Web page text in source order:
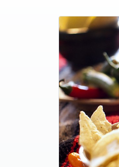
photo 5